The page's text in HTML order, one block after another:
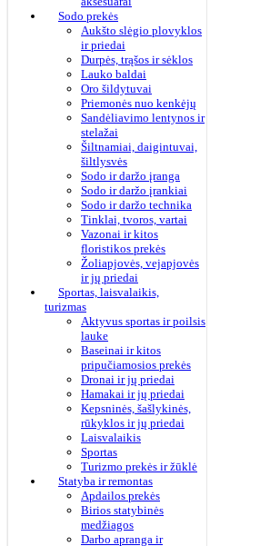
Sodo prekės
Aukšto slėgio plovyklos
ir priedai
Durpės, trąšos ir sėklos
Lauko baldai
Oro šildytuvai
Priemonės nuo kenkėjų
Sandėliavimo lentynos ir
stelažai
Šiltnamiai, daigintuvai,
šiltlysvės
Sodo ir daržo įranga
Sodo ir daržo įrankiai
Sodo ir daržo technika
Tinklai, tvoros, vartai
Vazonai ir kitos
floristikos prekės
Žoliapjovės, vejapjovės
ir jų priedai
Sportas, laisvalaikis,
turizmas
Aktyvus sportas ir poilsis
lauke
Baseinai ir kitos
pripučiamosios prekės
Dronai ir jų priedai
Hamakai ir jų priedai
Kepsninės, šašlykinės,
rūkyklos ir jų priedai
Laisvalaikis
Sportas
Turizmo prekės ir žūklė
Statyba ir remontas
Apdailos prekės
Birios statybinės
medžiagos
Darbo apranga ir